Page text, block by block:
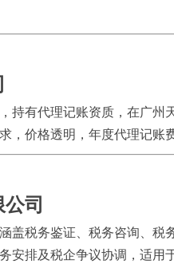
持有代理记账资质，在广
，价格透明，年度代理记账
司
盖税务鉴证、税务咨询、
安排及税企争议协调，适用